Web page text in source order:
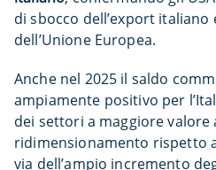
di sbocco dell’export
dell’Unione Europea.
Anche nel 2025 il saldo
ampiamente positivo per
dei settori a maggiore valore
ridimensionamento rispetto
via dell’ampio incremento